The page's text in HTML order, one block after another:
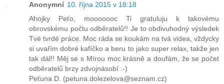
Anonymní 10. října 2015 v 18:18
Ahojky Peťo, mooooooc Ti gratuluju k takovému
obrovskému počtu odběratelů!! Je to obdivuhodný výsledek
Tvé tvrdé práce. Moc ráda se koukám na tvá videa, vždycky
si uvařím dobré kafíčko a beru to jako super relax, takže jen
tak dál!! Měj se s Mírou moc krásně a doufám, že se počet
odběratelů brzy zdvojnásobí :-)
Peťuna D. (petuna.dolezelova@seznam.cz)